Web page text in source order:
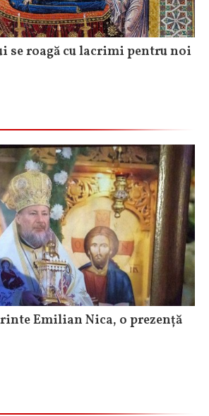
se roagă cu lacrimi pentru noi
Emilian Nica, o prezență